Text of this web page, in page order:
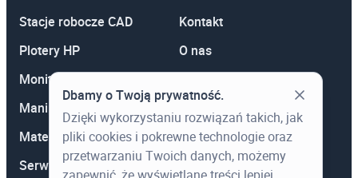
Stacje robocze CAD
Plotery HP
Monitory
Manipulatory 3D
Materiały eksploatacyjne
Serwis
Kontakt
O nas
Polityka prywatności
Aktualności
Wiedza
Dbamy o Twoją prywatność.
Dzięki wykorzystaniu rozwiązań takich, jak
pliki cookies i pokrewne technologie oraz
przetwarzaniu Twoich danych, możemy